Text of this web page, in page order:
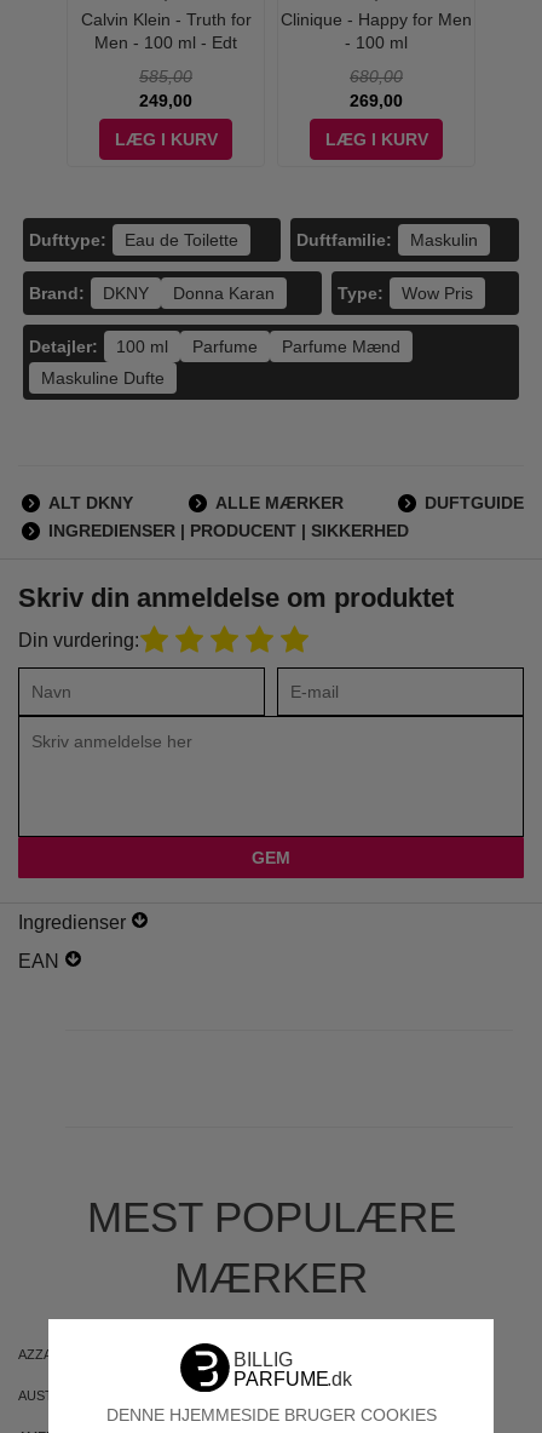
DENNE HJEMMESIDE BRUGER COOKIES
Calvin Klein - Truth for
Men - 100 ml - Edt
585,00
249,00
LÆG I KURV
Clinique - Happy for Men
- 100 ml
680,00
269,00
LÆG I KURV
Dufttype: Eau de Toilette Duftfamilie: Maskulin
Brand: DKNY Donna Karan Type: Wow Pris
Detajler: 100 ml Parfume
Parfume Mænd
Maskuline Dufte
ALT DKNY ALLE MÆRKER
DUFTGUIDE
INGREDIENSER | PRODUCENT | SIKKERHED
Skriv din anmeldelse om produktet
Din vurdering:
Ingredienser
EAN
MEST POPULÆRE
MÆRKER
AZZARO ARIANA GRANDE
AUSTRALIAN GOLD